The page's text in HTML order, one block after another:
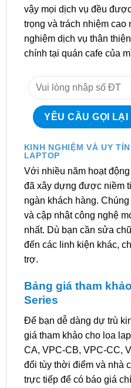
vậy mọi dịch vụ đều
trọng và trách nhiệm cao
nghiệm dịch vụ thân
chính tại quán cafe của
KINH NGHIỆM VÀ UY
LAPTOP
Với nhiều năm hoạt
đã xây dựng được niềm
ngàn khách hàng.
và cập nhật công nghệ
nhất. Dù bạn cần sửa
đến các linh kiện khác,
trợ.
Bảng giá tham
Series
Để bạn dễ dàng dự trù
giá tham khảo cho loa
CA, VPC-CB, VPC-CC,
đổi tùy thời điểm và nhà
trực tiếp để có báo giá